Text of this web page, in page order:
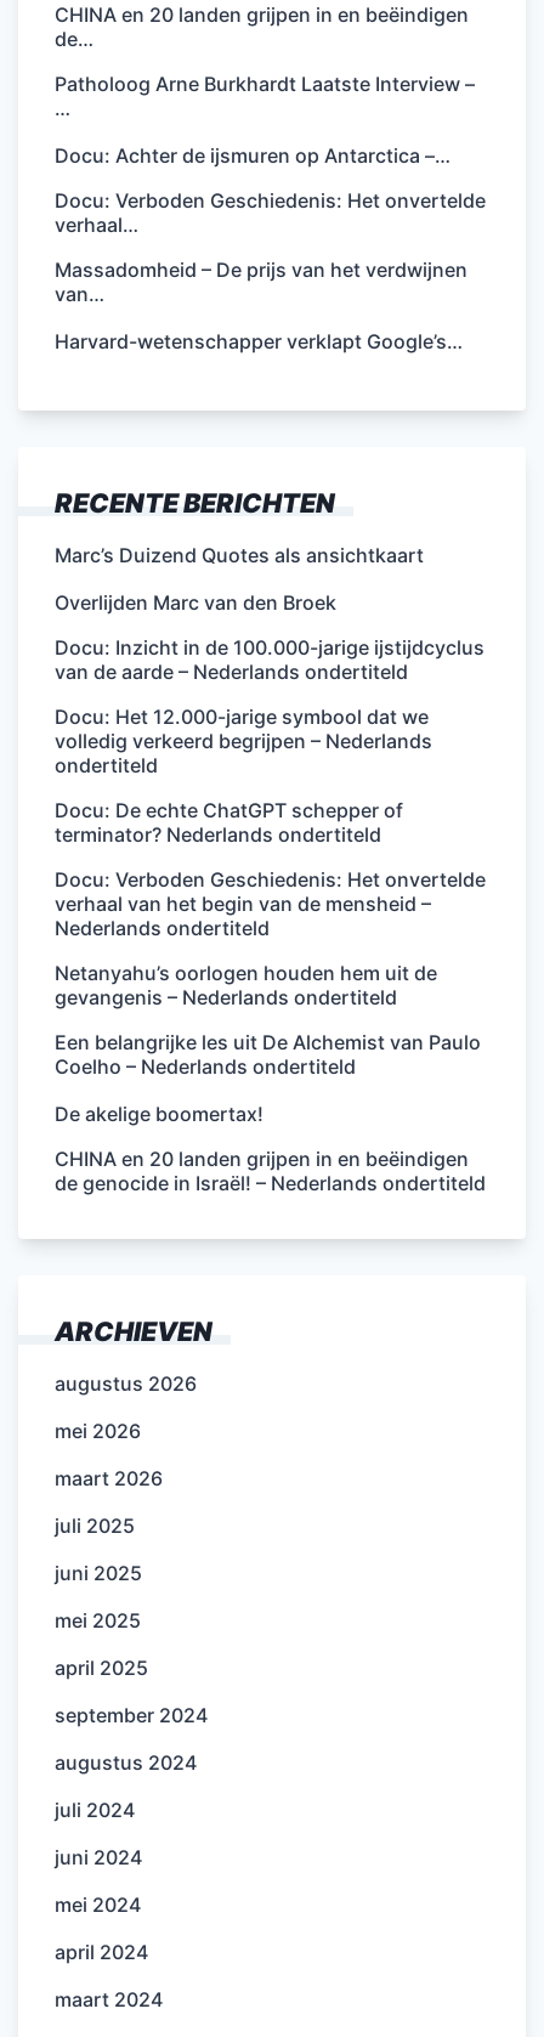
CHINA en 20 landen grijpen in en beëindigen
de…
Patholoog Arne Burkhardt Laatste Interview –
…
Docu: Achter de ijsmuren op Antarctica –…
Docu: Verboden Geschiedenis: Het onvertelde
verhaal…
Massadomheid – De prijs van het verdwijnen
van…
Harvard-wetenschapper verklapt Google’s…
RECENTE BERICHTEN
Marc’s Duizend Quotes als ansichtkaart
Overlijden Marc van den Broek
Docu: Inzicht in de 100.000-jarige ijstijdcyclus
van de aarde – Nederlands ondertiteld
Docu: Het 12.000-jarige symbool dat we
volledig verkeerd begrijpen – Nederlands
ondertiteld
Docu: De echte ChatGPT schepper of
terminator? Nederlands ondertiteld
Docu: Verboden Geschiedenis: Het onvertelde
verhaal van het begin van de mensheid –
Nederlands ondertiteld
Netanyahu’s oorlogen houden hem uit de
gevangenis – Nederlands ondertiteld
Een belangrijke les uit De Alchemist van Paulo
Coelho – Nederlands ondertiteld
De akelige boomertax!
CHINA en 20 landen grijpen in en beëindigen
de genocide in Israël! – Nederlands ondertiteld
ARCHIEVEN
augustus 2026
mei 2026
maart 2026
juli 2025
juni 2025
mei 2025
april 2025
september 2024
augustus 2024
juli 2024
juni 2024
mei 2024
april 2024
maart 2024